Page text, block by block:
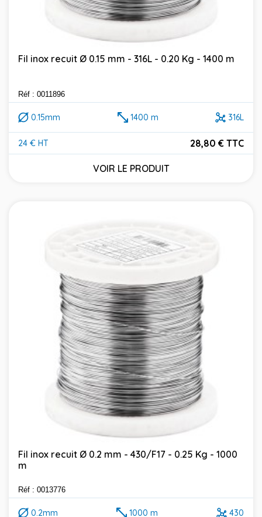
Fil inox recuit Ø 0.15 mm - 316L - 0.20 Kg - 1400 m
Réf : 0011896
0.15mm 1400 m 316L
24 € HT
Prix
28,80 € TTC
VOIR LE PRODUIT
Fil inox recuit Ø 0.2 mm - 430/F17 - 0.25 Kg - 1000
m
Réf : 0013776
0.2mm 1000 m 430